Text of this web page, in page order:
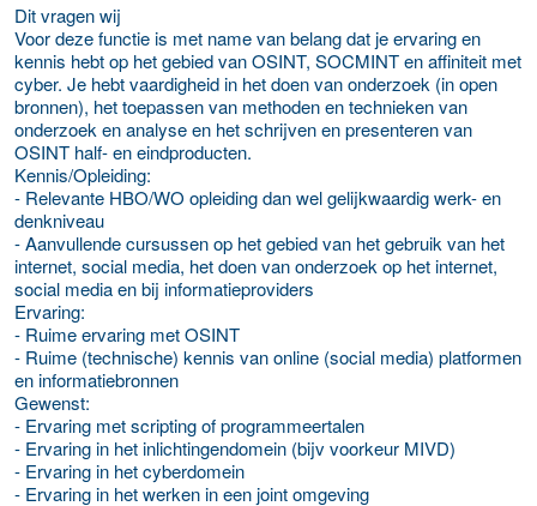
Dit vragen wij
Voor deze functie is met name van belang dat je ervaring en
kennis hebt op het gebied van OSINT, SOCMINT en affiniteit met
cyber. Je hebt vaardigheid in het doen van onderzoek (in open
bronnen), het toepassen van methoden en technieken van
onderzoek en analyse en het schrijven en presenteren van
OSINT half- en eindproducten.
Kennis/Opleiding:
- Relevante HBO/WO opleiding dan wel gelijkwaardig werk- en
denkniveau
- Aanvullende cursussen op het gebied van het gebruik van het
internet, social media, het doen van onderzoek op het internet,
social media en bij informatieproviders
Ervaring:
- Ruime ervaring met OSINT
- Ruime (technische) kennis van online (social media) platformen
en informatiebronnen
Gewenst:
- Ervaring met scripting of programmeertalen
- Ervaring in het inlichtingendomein (bijv voorkeur MIVD)
- Ervaring in het cyberdomein
- Ervaring in het werken in een joint omgeving